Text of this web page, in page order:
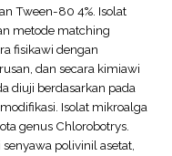
Tween-80 4%. Isolat
metode matching
fisikawi dengan
dan secara kimiawi
diuji berdasarkan pada
Isolat mikroalga
genus Chlorobotrys.
polivinil asetat,